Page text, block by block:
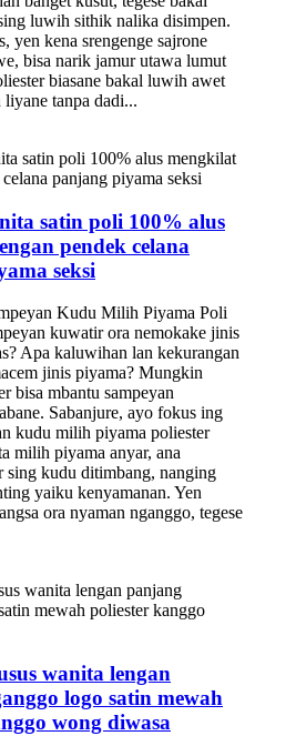
luwih sithik nalika disimpen.
yen kena srengenge sajrone
bisa narik jamur utawa lumut
biasane bakal luwih awet
tanpa dadi...
satin poli 100% alus
pendek celana
seksi
Kudu Milih Piyama Poli
kuwatir ora nemokake jinis
Apa kaluwihan lan kekurangan
jinis piyama? Mungkin
bisa mbantu sampeyan
Sabanjure, ayo fokus ing
kudu milih piyama poliester
milih piyama anyar, ana
sing kudu ditimbang, nanging
yaiku kenyamanan. Yen
ora nyaman nganggo, tegese
wanita lengan
logo satin mewah
wong diwasa